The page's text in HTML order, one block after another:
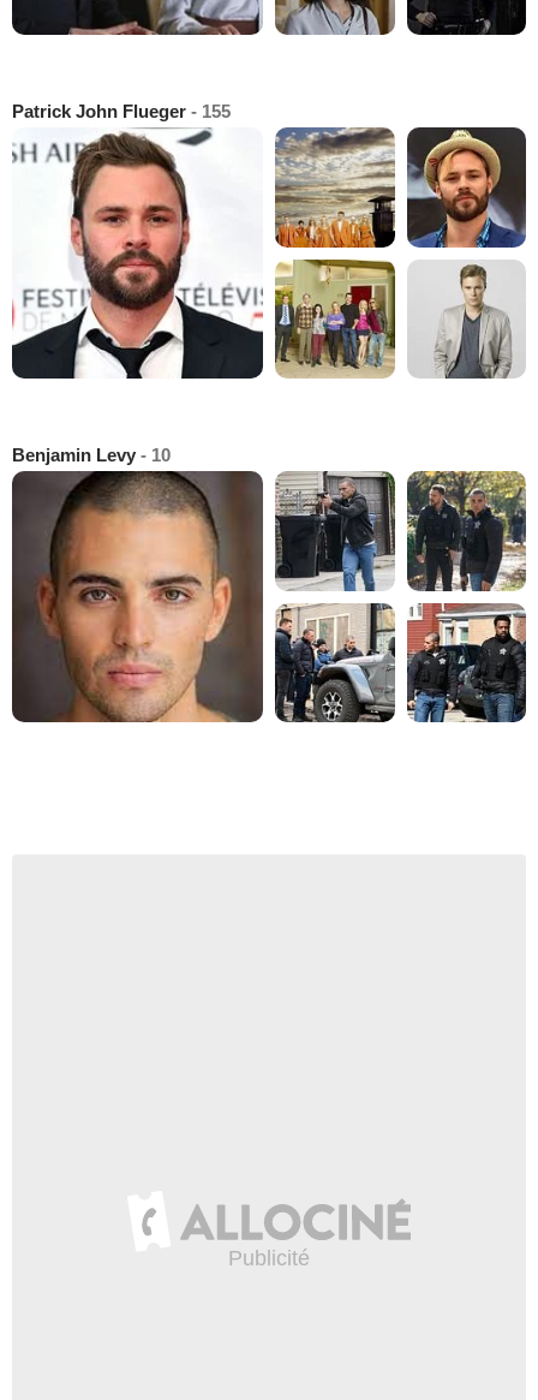
Patrick John Flueger - 155
Benjamin Levy - 10